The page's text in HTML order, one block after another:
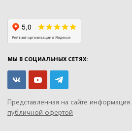
МЫ В СОЦИАЛЬНЫХ СЕТЯХ:
Представленная на сайте информация
публичной офертой